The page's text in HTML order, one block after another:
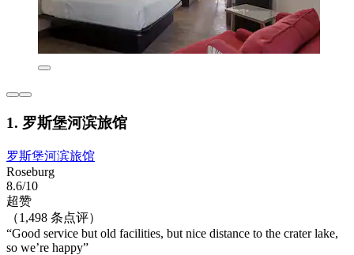
1. 罗斯堡河滨旅馆
罗斯堡河滨旅馆
Roseburg
8.6/10
超赞
（1,498 条点评）
“Good service but old facilities, but nice distance to the crater lake,
so we’re happy”